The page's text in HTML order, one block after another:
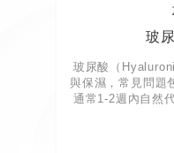
玻
玻尿酸（
與保濕，常見問題
通常1-2週內自然
技術與品牌選擇
濕、避